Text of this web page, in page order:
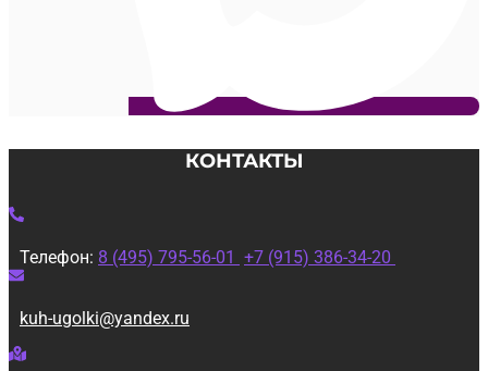
КОНТАКТЫ
Телефон: 8 (495) 795-56-01 +7 (915) 386-34-20
kuh-ugolki@yandex.ru